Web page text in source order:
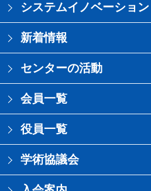
システムイノベーション
新着情報
センターの活動
会員一覧
役員一覧
学術協議会